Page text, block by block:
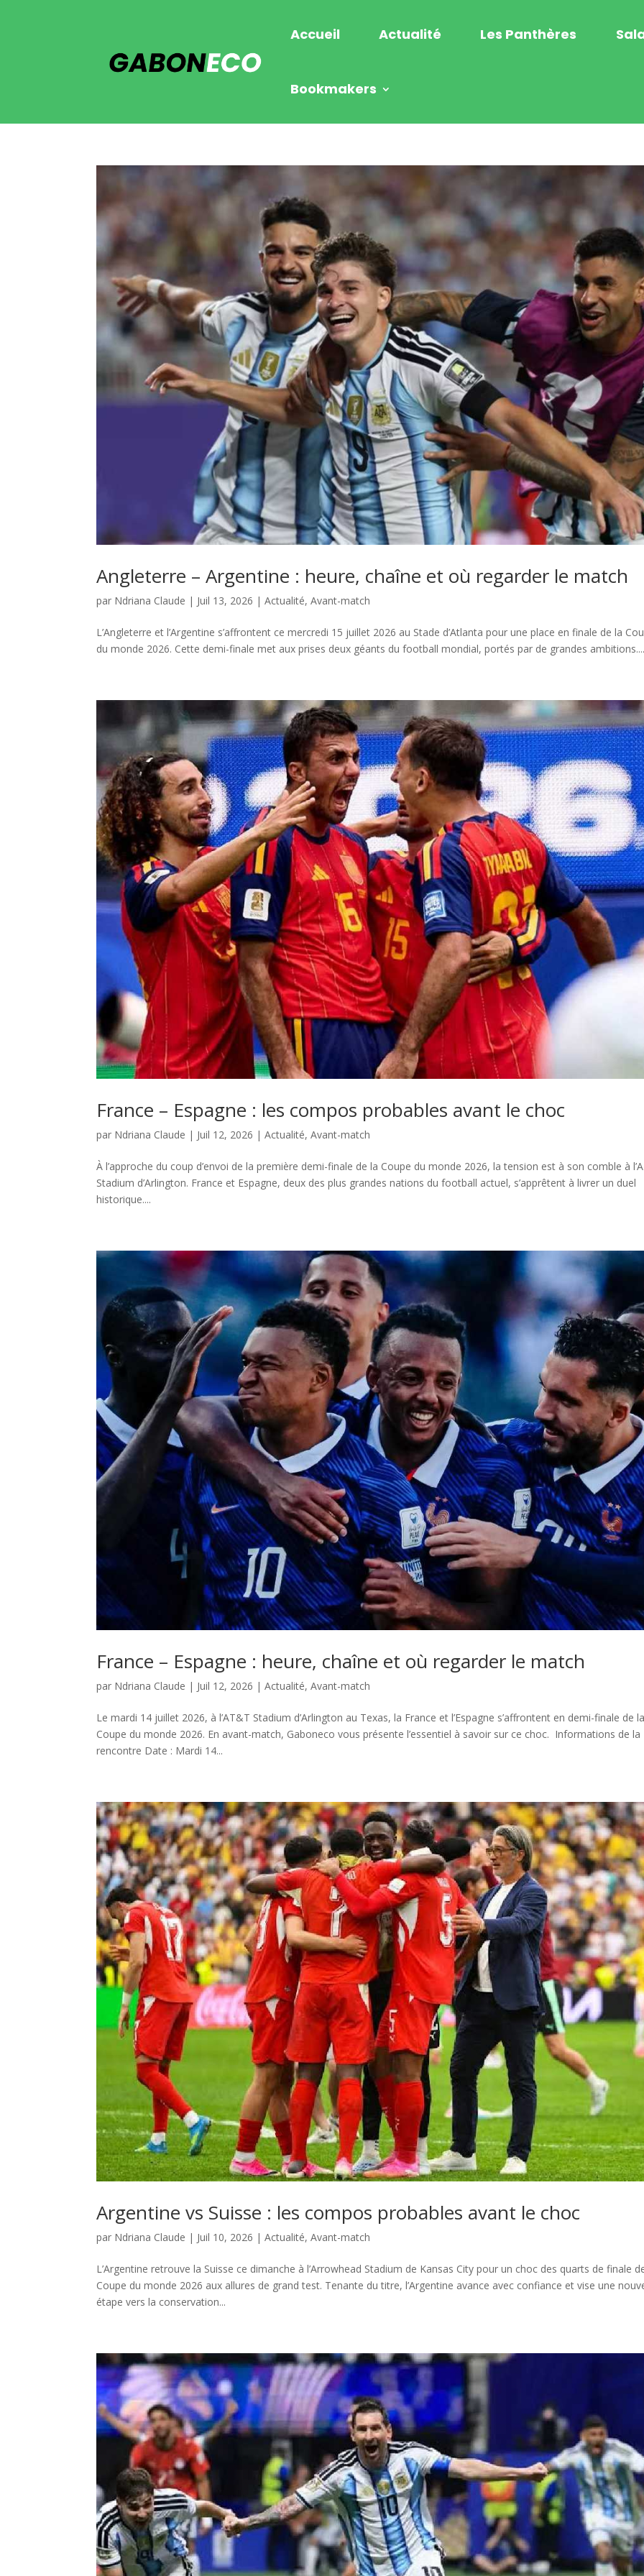
Accueil Actualité Les Panthères
Bookmakers
Angleterre – Argentine : heure, chaîne et où regarder le match
par Ndriana Claude | Juil 13, 2026 |Actualité,Avant-match
L’Angleterre et l’Argentine s’affrontent ce mercredi 15 juillet 2026 au Stade d’Atlanta pour une place en finale de la
du monde 2026. Cette demi-finale met aux prises deux géants du football mondial, portés par de grandes
France – Espagne : les compos probables avant le choc
par Ndriana Claude | Juil 12, 2026 |Actualité,Avant-match
À l’approche du coup d’envoi de la première demi-finale de la Coupe du monde 2026, la tension est à son comble à
Stadium d’Arlington. France et Espagne, deux des plus grandes nations du football actuel, s’apprêtent à livrer un duel
historique....
France – Espagne : heure, chaîne et où regarder le match
par Ndriana Claude | Juil 12, 2026 |Actualité,Avant-match
Le mardi 14 juillet 2026, à l’AT&T Stadium d’Arlington au Texas, la France et l’Espagne s’affrontent en demi-finale de
Coupe du monde 2026. En avant-match, Gaboneco vous présente l’essentiel à savoir sur ce choc. Informations de la
rencontre Date : Mardi 14...
Argentine vs Suisse : les compos probables avant le choc
par Ndriana Claude | Juil 10, 2026 |Actualité,Avant-match
L’Argentine retrouve la Suisse ce dimanche à l’Arrowhead Stadium de Kansas City pour un choc des quarts de finale
Coupe du monde 2026 aux allures de grand test. Tenante du titre, l’Argentine avance avec confiance et vise une
étape vers la conservation...